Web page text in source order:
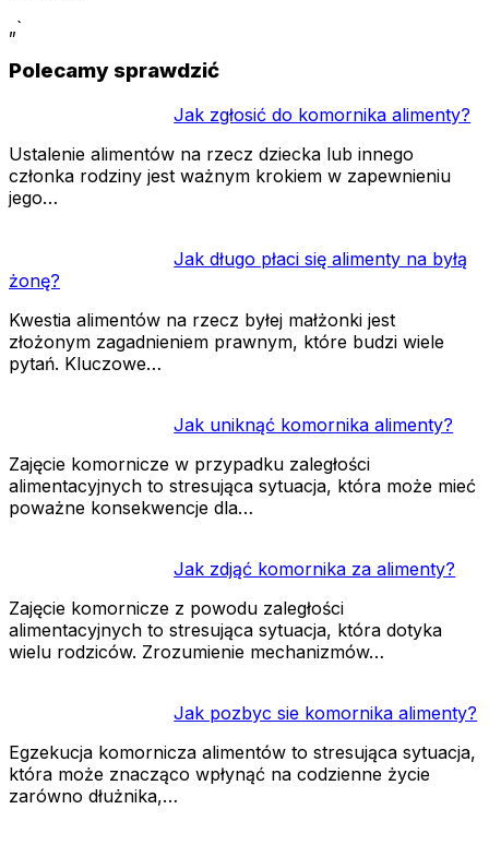
„`
Polecamy sprawdzić
Jak zgłosić do komornika alimenty?
Ustalenie alimentów na rzecz dziecka lub innego
członka rodziny jest ważnym krokiem w zapewnieniu
jego…
Jak długo płaci się alimenty na byłą
żonę?
Kwestia alimentów na rzecz byłej małżonki jest
złożonym zagadnieniem prawnym, które budzi wiele
pytań. Kluczowe…
Jak uniknąć komornika alimenty?
Zajęcie komornicze w przypadku zaległości
alimentacyjnych to stresująca sytuacja, która może mieć
poważne konsekwencje dla…
Jak zdjąć komornika za alimenty?
Zajęcie komornicze z powodu zaległości
alimentacyjnych to stresująca sytuacja, która dotyka
wielu rodziców. Zrozumienie mechanizmów…
Jak pozbyc sie komornika alimenty?
Egzekucja komornicza alimentów to stresująca sytuacja,
która może znacząco wpłynąć na codzienne życie
zarówno dłużnika,…